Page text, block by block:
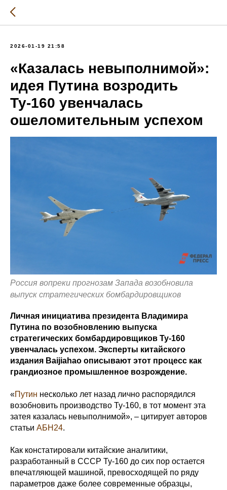
2026-01-19 21:58
«Казалась невыполнимой»:
идея Путина возродить
Ту-160 увенчалась
ошеломительным успехом
Россия вопреки прогнозам Запада возобновила
выпуск стратегических бомбардировщиков
Личная инициатива президента Владимира
Путина по возобновлению выпуска
стратегических бомбардировщиков Ту-160
увенчалась успехом. Эксперты китайского
издания Baijiahao описывают этот процесс как
грандиозное промышленное возрождение.
«Путин несколько лет назад лично распорядился
возобновить производство Ту-160, в тот момент эта
затея казалась невыполнимой», – цитирует авторов
статьи АБН24.
Как констатировали китайские аналитики,
разработанный в СССР Ту-160 до сих пор остается
впечатляющей машиной, превосходящей по ряду
параметров даже более современные образцы,